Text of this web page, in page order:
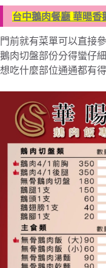
台中鵝肉餐廳 華暘香
門前就有菜單可以直接參
鵝肉切盤部份分得蠻仔細
想吃什麼部位通通都有